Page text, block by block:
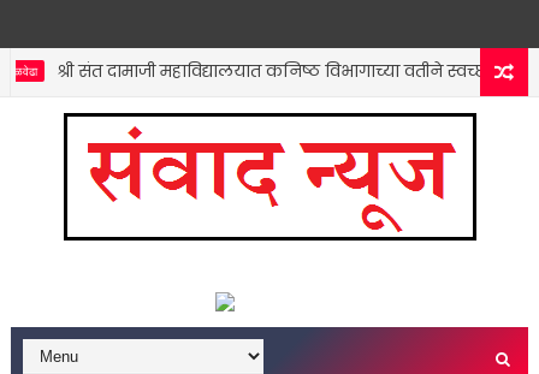
श्री संत दामाजी महाविद्यालयात कनिष्ठ विभागाच्या वतीने स्वच्छता